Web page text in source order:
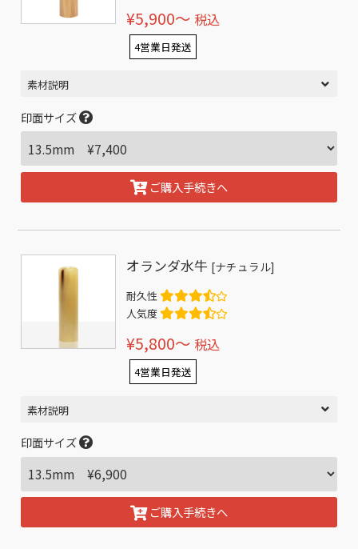
¥5,900〜 税込
4営業日発送
素材説明
印面サイズ
ご購入手続きへ
オランダ水牛 [ナチュラル]
耐久性
人気度
¥5,800〜 税込
4営業日発送
素材説明
印面サイズ
ご購入手続きへ